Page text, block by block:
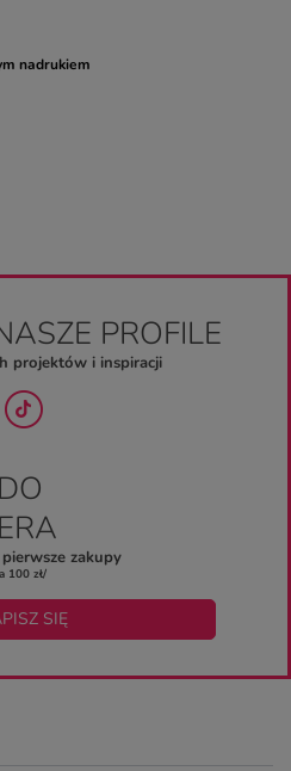
nadrukiem
PROFILE
projektów i inspiracji
zakupy
100 zł/
SIĘ